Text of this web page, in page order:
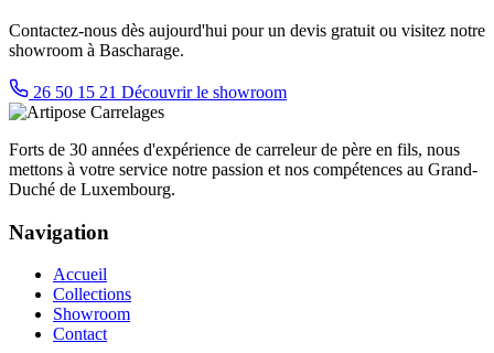
Contactez-nous dès aujourd'hui pour un devis gratuit ou visitez notre
showroom à Bascharage.
26 50 15 21 Découvrir le showroom
Forts de 30 années d'expérience de carreleur de père en fils, nous
mettons à votre service notre passion et nos compétences au Grand-
Duché de Luxembourg.
Navigation
Accueil
Collections
Showroom
Contact